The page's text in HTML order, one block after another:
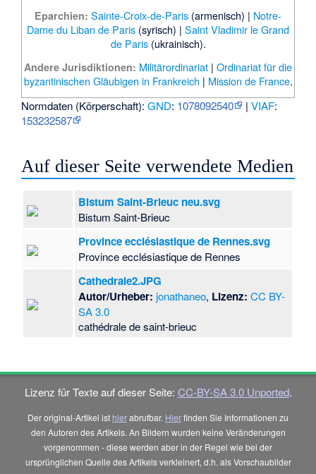
Eparchien: Sainte-Croix-de-Paris (armenisch) | Notre-
Dame du Liban de Paris (syrisch) | Saint Vladimir le Grand
de Paris(ukrainisch).
Andere Jurisdiktionen: Militärordinariat | Ordinariat für die
byzantinischen Gläubigen in Frankreich | Mission de France.
Normdaten (Körperschaft):GND: 1078092540 |VIAF:
153232587
Auf dieser Seite verwendete Medien
Bistum Saint-Brieuc neu.svg
Bistum Saint-Brieuc
Province ecclésiastique de Rennes.svg
Province ecclésiastique de Rennes
Cathedrale2.JPG
Autor/Urheber: jonathaneo, Lizenz: CC BY-
SA 3.0
cathédrale de saint-brieuc
Lizenz für Texte auf dieser Seite: CC-BY-SA 3.0 Unported.
Der original-Artikel ist hierabrufbar. Hierfinden Sie Informationen zu
den Autoren des Artikels. An Bildern wurden keine Veränderungen
vorgenommen - diese werden aber in der Regel wie bei der
ursprünglichen Quelle des Artikels verkleinert, d.h. als Vorschaubilder